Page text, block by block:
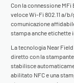
Con la connessione
veloce Wi-Fi 802.11 a/
comunicazione
stampa anche etichette
La tecnologia Near
diretto con la
stabilisce
abilitato NFC e una